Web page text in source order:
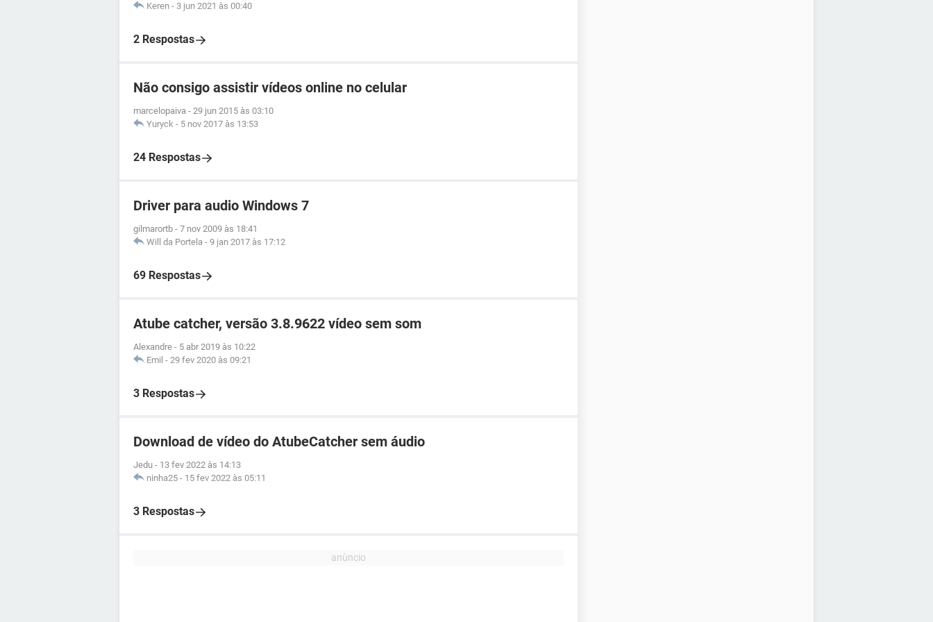
Keren - 3 jun 2021 às 00:40
2 Respostas
Não consigo assistir vídeos online no celular
marcelopaiva - 29 jun 2015 às 03:10
Yuryck - 5 nov 2017 às 13:53
24 Respostas
Driver para audio Windows 7
gilmarortb - 7 nov 2009 às 18:41
Will da Portela - 9 jan 2017 às 17:12
69 Respostas
Atube catcher, versão 3.8.9622 vídeo sem som
Alexandre - 5 abr 2019 às 10:22
Emil - 29 fev 2020 às 09:21
3 Respostas
Download de vídeo do AtubeCatcher sem áudio
Jedu - 13 fev 2022 às 14:13
ninha25 - 15 fev 2022 às 05:11
3 Respostas